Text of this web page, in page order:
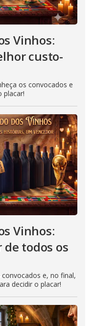
Vinhos:
custo-
os convocados e
placar!
Vinhos:
todos os
e, no final,
decidir o placar!